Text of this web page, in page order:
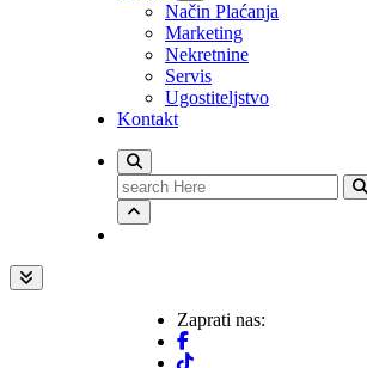
Način Plaćanja
Marketing
Nekretnine
Servis
Ugostiteljstvo
Kontakt
Search
for:
Zaprati nas: